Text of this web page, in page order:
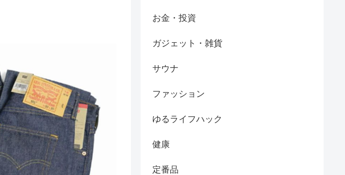
お金・投資
ガジェット・雑貨
サウナ
ファッション
ゆるライフハック
健康
定番品